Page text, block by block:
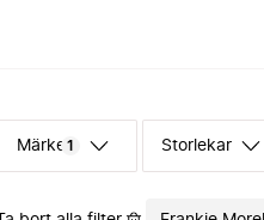
Märke 1 Storlekar